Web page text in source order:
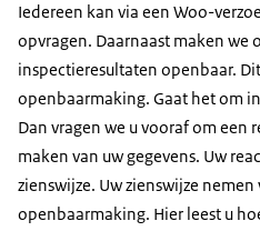
Iedereen kan via een Woo-
opvragen. Daarnaast maken we
inspectieresultaten openbaar.
openbaarmaking. Gaat het om
Dan vragen we u vooraf om een
maken van uw gegevens. Uw
zienswijze. Uw zienswijze
openbaarmaking. Hier leest u